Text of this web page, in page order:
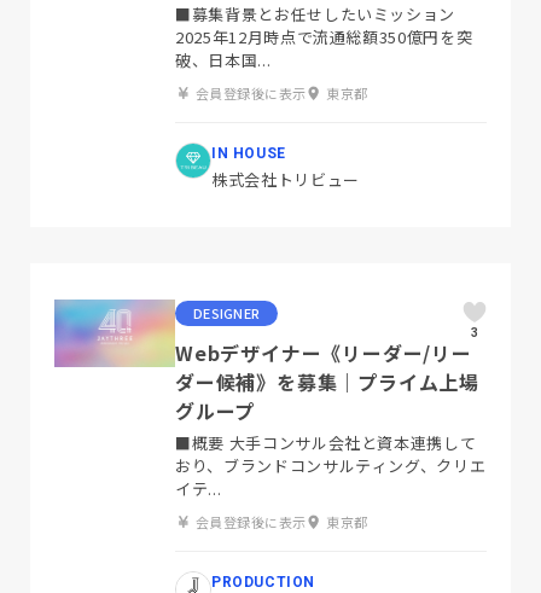
■募集背景とお任せしたいミッション
2025年12月時点で流通総額350億円を突
破、日本国...
会員登録後に表示 東京都
IN HOUSE
株式会社トリビュー
DESIGNER
3
Webデザイナー《リーダー/リー
ダー候補》を募集｜プライム上場
グループ
■概要 大手コンサル会社と資本連携して
おり、ブランドコンサルティング、クリエ
イテ...
会員登録後に表示 東京都
PRODUCTION